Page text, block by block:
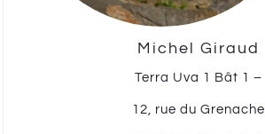
Michel Giraud
Terra Uva 1 Bât 1 –
12, rue du Grenache